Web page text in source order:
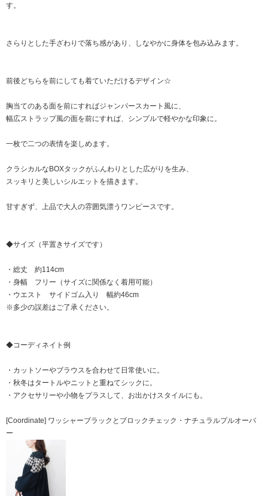
す。
さらりとした手ざわりで落ち感があり、しなやかに身体を包み込みます。
前後どちらを前にしても着ていただけるデザイン☆
胸当てのある面を前にすればジャンパースカート風に、
幅広ストラップ風の面を前にすれば、シンプルで軽やかな印象に。
一枚で二つの表情を楽しめます。
クラシカルなBOXタックがふんわりとした広がりを生み、
スッキリと美しいシルエットを描きます。
甘すぎず、上品で大人の雰囲気漂うワンピースです。
◆サイズ（平置きサイズです）
・総丈 約114cm
・身幅 フリー（サイズに関係なく着用可能）
・ウエスト サイドゴム入り 幅約46cm
※多少の誤差はご了承ください。
◆コーディネイト例
・カットソーやブラウスを合わせて日常使いに。
・秋冬はタートルやニットと重ねてシックに。
・アクセサリーや小物をプラスして、お出かけスタイルにも。
[Coordinate] ワッシャーブラックとブロックチェック・ナチュラルプルオーバ
ー